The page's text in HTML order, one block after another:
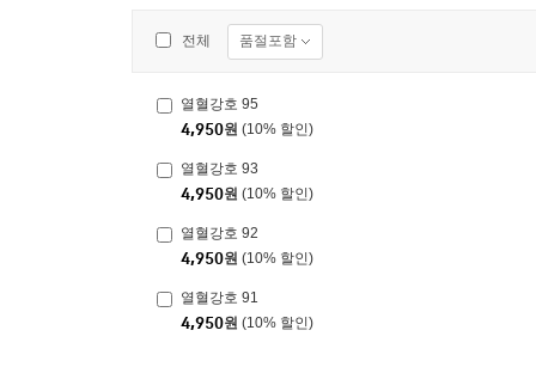
전체 품절포함
열혈강호 95
4,950원 (10% 할인)
열혈강호 93
4,950원 (10% 할인)
열혈강호 92
4,950원 (10% 할인)
열혈강호 91
4,950원 (10% 할인)